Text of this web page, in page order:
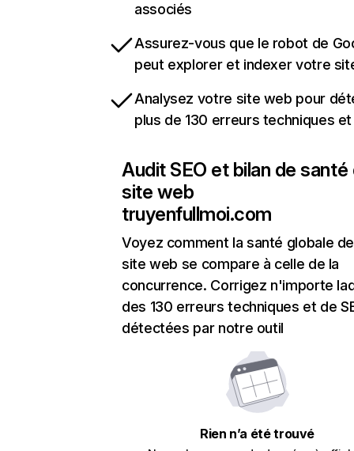
associés
Assurez-vous que le robot de
peut explorer et indexer votre
Analysez votre site web pour
plus de 130 erreurs techniques et
Audit SEO et bilan de santé
site web
truyenfullmoi.com
Voyez comment la santé globale
site web se compare à celle de la
concurrence. Corrigez n'importe
des 130 erreurs techniques et de
détectées par notre outil
Rien n’a été trouvé